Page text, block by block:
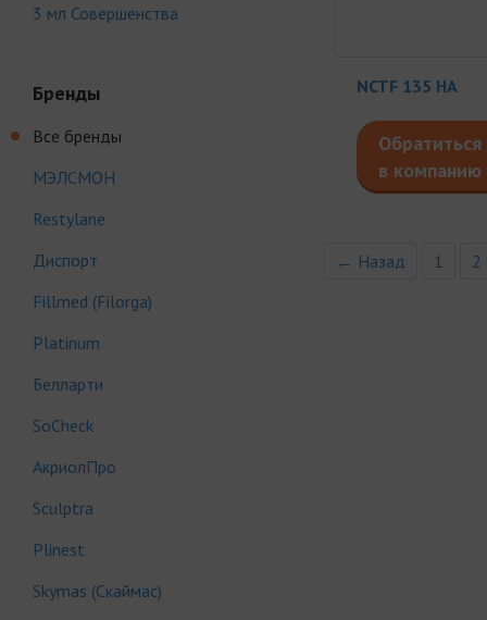
3 мл Совершенства
Бренды
Все бренды
МЭЛСМОН
Restylane
Диспорт
Fillmed (Filorga)
Platinum
Белларти
SoCheck
АкриолПро
Sculptra
Plinest
Skymas (Скаймас)
NCTF 135 HA
Обратиться
в компанию
← Назад 1 2